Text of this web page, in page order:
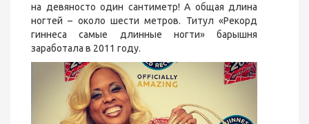
на девяносто один сантиметр! А общая длина
ногтей – около шести метров. Титул «Рекорд
гиннеса самые длинные ногти» барышня
заработала в 2011 году.